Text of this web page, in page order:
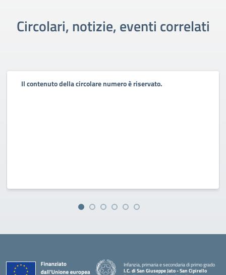
Circolari, notizie, eventi correlati
Il contenuto della circolare numero è riservato.
Infanzia, primaria e secondaria di primo grado
I.C. di San Giuseppe Jato - San Cipirello